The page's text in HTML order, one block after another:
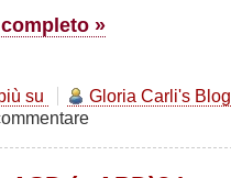
»
su
Attacco
di
Gloria Carli's Blog